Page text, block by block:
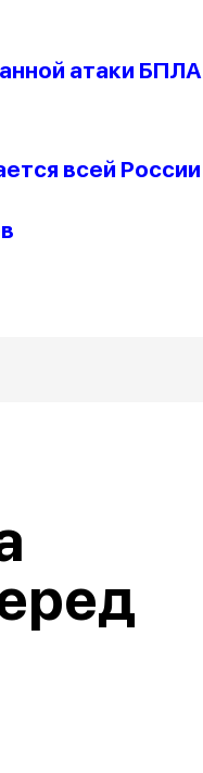
атаки БПЛА
всей России